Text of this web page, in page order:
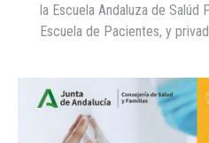
la Escuela Andaluza de Salúd
Escuela de Pacientes, y